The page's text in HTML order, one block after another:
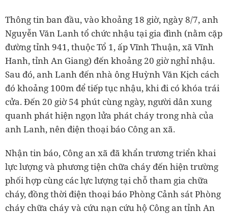
Thông tin ban đầu, vào khoảng 18 giờ, ngày 8/7, anh
Nguyễn Văn Lanh tổ chức nhậu tại gia đình (nằm cặp
đường tỉnh 941, thuộc Tổ 1, ấp Vĩnh Thuận, xã Vĩnh
Hanh, tỉnh An Giang) đến khoảng 20 giờ nghỉ nhậu.
Sau đó, anh Lanh đến nhà ông Huỳnh Văn Kịch cách
đó khoảng 100m để tiếp tục nhậu, khi đi có khóa trái
cửa. Đến 20 giờ 54 phút cùng ngày, người dân xung
quanh phát hiện ngọn lửa phát cháy trong nhà của
anh Lanh, nên điện thoại báo Công an xã.
Nhận tin báo, Công an xã đã khẩn trương triển khai
lực lượng và phương tiện chữa cháy đến hiện trường
phối hợp cùng các lực lượng tại chỗ tham gia chữa
cháy, đồng thời điện thoại báo Phòng Cảnh sát Phòng
cháy chữa cháy và cứu nạn cứu hộ Công an tỉnh An